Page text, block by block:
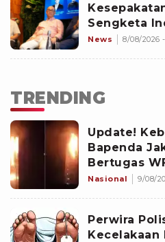
Sengketa
News 8/08/2026
TRENDING
Update!
Bapenda
Bertugas
Pramono
Nasional 9/08/
Perwira
Kecelakaan